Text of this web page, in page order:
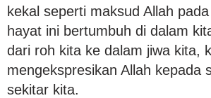
kekal seperti maksud Allah
hayat ini bertumbuh di dalam
dari roh kita ke dalam jiwa kita,
mengekspresikan Allah kepada
sekitar kita.